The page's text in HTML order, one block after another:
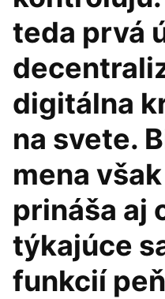
teda prvá
digitálna
na svete.
mena
prináša aj
týkajúce
funkcií